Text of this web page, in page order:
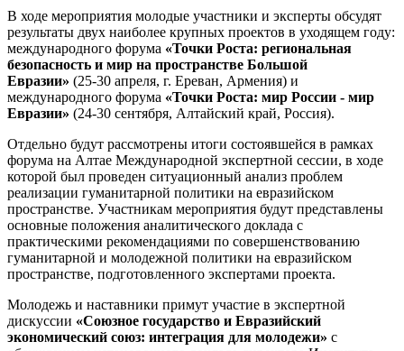
В ходе мероприятия молодые участники и эксперты обсудят
результаты двух наиболее крупных проектов в уходящем году:
международного форума «Точки Роста: региональная
безопасность и мир на пространстве Большой
Евразии» (25-30 апреля, г. Ереван, Армения) и
международного форума «Точки Роста: мир России - мир
Евразии» (24-30 сентября, Алтайский край, Россия).
Отдельно будут рассмотрены итоги состоявшейся в рамках
форума на Алтае Международной экспертной сессии, в ходе
которой был проведен ситуационный анализ проблем
реализации гуманитарной политики на евразийском
пространстве. Участникам мероприятия будут представлены
основные положения аналитического доклада с
практическими рекомендациями по совершенствованию
гуманитарной и молодежной политики на евразийском
пространстве, подготовленного экспертами проекта.
Молодежь и наставники примут участие в экспертной
дискуссии «Союзное государство и Евразийский
экономический союз: интеграция для молодежи» с